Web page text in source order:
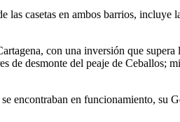
las casetas en ambos barrios,
con una inversión que
desmonte del peaje de Ceballos;
encontraban en funcionamiento, su